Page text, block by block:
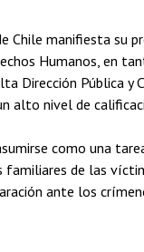
Chile manifiesta su
Humanos, en
Dirección Pública y
alto nivel de
como una
de las
ante los